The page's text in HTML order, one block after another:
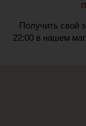
Получить свой
22:00 в нашем